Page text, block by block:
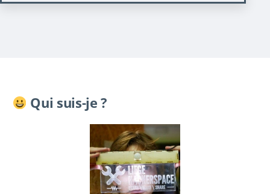
Qui suis-je ?